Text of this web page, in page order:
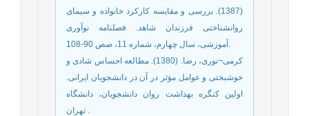
(1387). بررسی و مقایسه کارکرد خانواده و سیمای
روانشناختی فرزندان شاهد. فصلنامه نوآوری
آموزشی، سال چهارم، شماره 11، صص 90-108.
کرمی¬نوری، رضا. (1380). مطالعه احساس شادی و
خوشبختی و عوامل مؤثر در آن در دانشجویان ایرانی.
اولین کنگره بهداشت روان دانشجویان، دانشگاه
تهران .